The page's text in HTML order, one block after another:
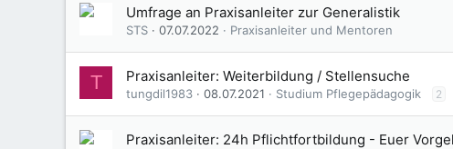
Umfrage an Praxisanleiter zur Generalistik
STS 07.07.2022 Praxisanleiter und Mentoren
T Praxisanleiter: Weiterbildung / Stellensuche
tungdil1983 08.07.2021 Studium Pflegepädagogik 2
Praxisanleiter: 24h Pflichtfortbildung - Euer